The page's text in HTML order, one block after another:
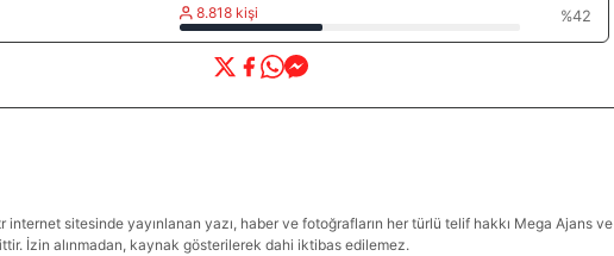
8.818 kişi %42
internet sitesinde yayınlanan yazı, haber ve fotoğrafların her türlü telif hakkı Mega Ajans ve
İzin alınmadan, kaynak gösterilerek dahi iktibas edilemez.